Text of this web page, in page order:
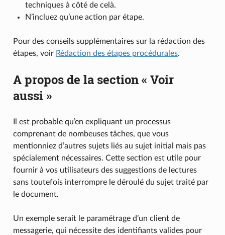
techniques à côté de celà.
N’incluez qu’une action par étape.
Pour des conseils supplémentaires sur la rédaction des
étapes, voir Rédaction des étapes procédurales.
A propos de la section « Voir
aussi »
Il est probable qu’en expliquant un processus
comprenant de nombeuses tâches, que vous
mentionniez d’autres sujets liés au sujet initial mais pas
spécialement nécessaires. Cette section est utile pour
fournir à vos utilisateurs des suggestions de lectures
sans toutefois interrompre le déroulé du sujet traité par
le document.
Un exemple serait le paramétrage d’un client de
messagerie, qui nécessite des identifiants valides pour